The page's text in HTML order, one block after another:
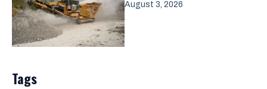
August 3, 2026
Tags